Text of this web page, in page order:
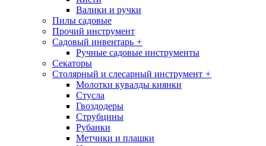
Валики и ручки
Пилы садовые
Прочий инструмент
Садовый инвентарь +
Ручные садовые инструменты
Секаторы
Столярный и слесарный инструмент +
Молотки кувалды киянки
Стусла
Гвоздодеры
Струбцины
Рубанки
Метчики и плашки